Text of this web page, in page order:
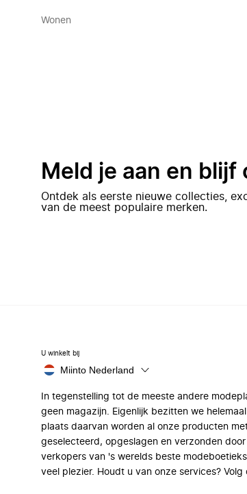
Wonen
Meld je aan en blijf
Ontdek als eerste nieuwe collecties,
van de meest populaire merken.
U winkelt bij
Miinto Nederland
In tegenstelling tot de meeste andere
geen magazijn. Eigenlijk bezitten we
plaats daarvan worden al onze producten
geselecteerd, opgeslagen en verzonden
verkopers van 's werelds beste
veel plezier. Houdt u van onze services? Volg